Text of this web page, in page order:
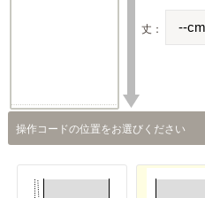
丈：
操作コードの位置をお選びください